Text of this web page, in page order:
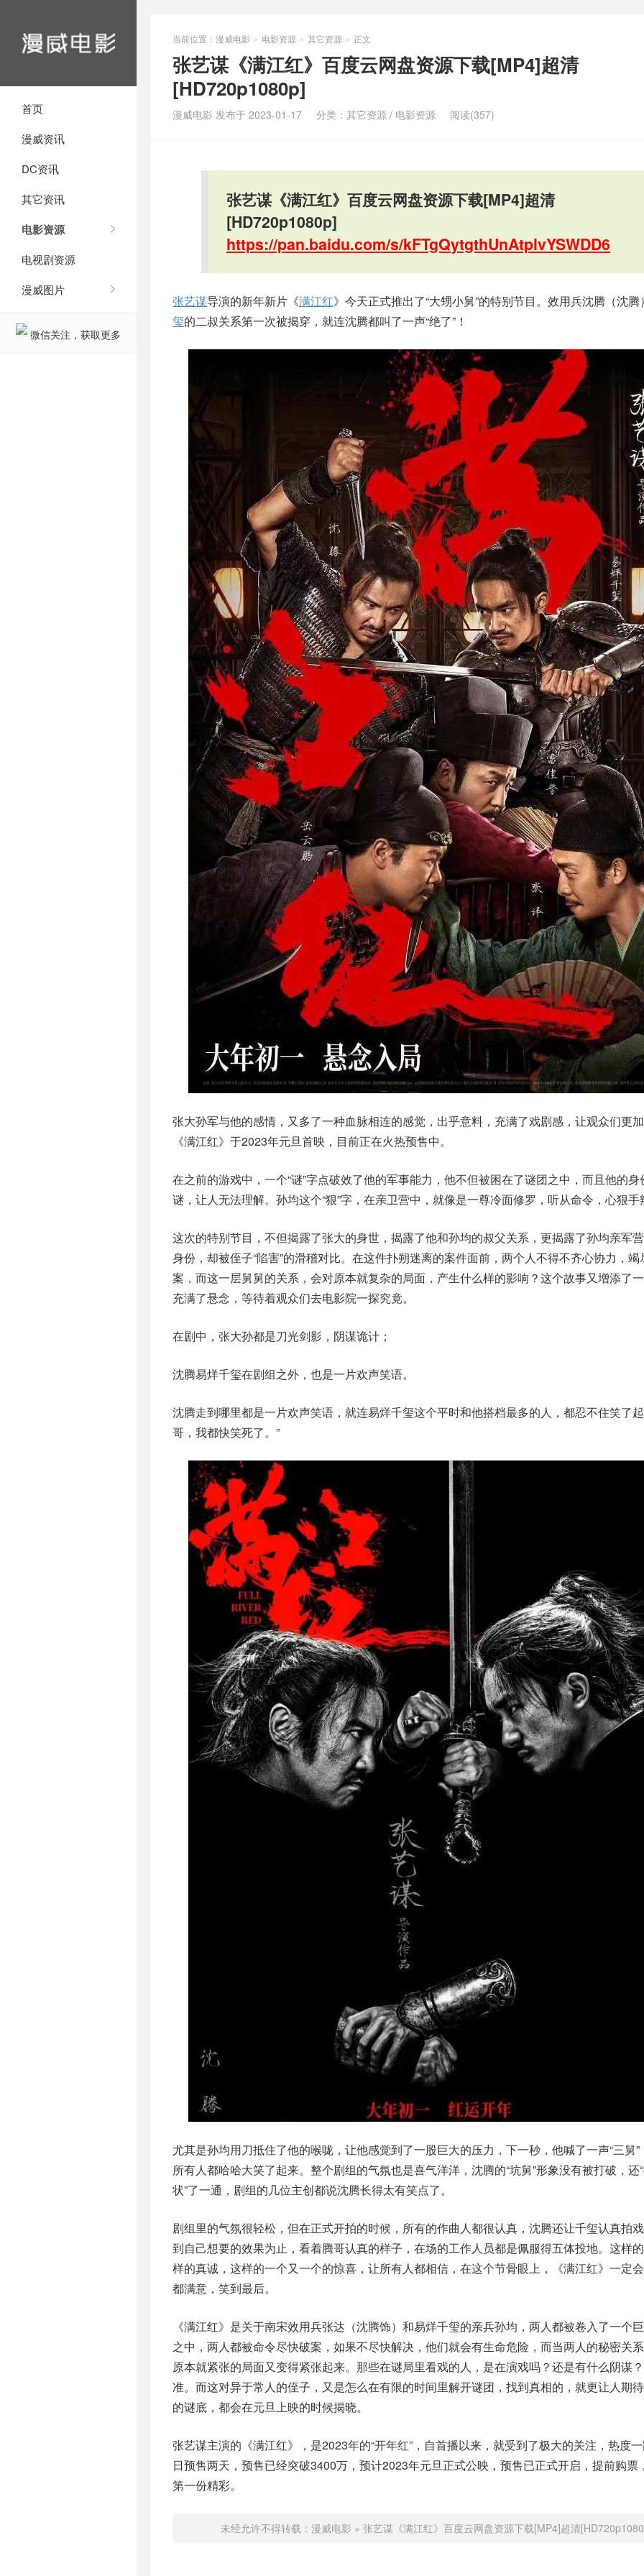
首页
漫威资讯
DC资讯
其它资讯
电影资源
电视剧资源
漫威图片
微信关注，获取更多
当前位置： 漫威电影 > 电影资源 > 其它资源 > 正文
张艺谋《满江红》百度云网盘资源下载[MP4]超清
[HD720p1080p]
漫威电影 发布于 2023-01-17 分类： 其它资源 / 电影资源 阅读(357)
张艺谋《满江红》百度云网盘资源下载[MP4]超清
[HD720p1080p]
https://pan.baidu.com/s/kFTgQytgthUnAtplvYSWDD6
张艺谋导演的新年新片《满江红》今天正式推出了“大甥小舅”的特别节目。效用兵沈腾（沈腾
玺的二叔关系第一次被揭穿，就连沈腾都叫了一声“绝了”！
张大孙军与他的感情，又多了一种血脉相连的感觉，出乎意料，充满了戏剧感，让观众们更
《满江红》于2023年元旦首映，目前正在火热预售中。
在之前的游戏中，一个“谜”字点破效了他的军事能力，他不但被困在了谜团之中，而且他的
谜，让人无法理解。孙均这个“狠”字，在亲卫营中，就像是一尊冷面修罗，听从命令，心狠手
这次的特别节目，不但揭露了张大的身世，揭露了他和孙均的叔父关系，更揭露了孙均亲军
身份，却被侄子“陷害”的滑稽对比。在这件扑朔迷离的案件面前，两个人不得不齐心协力，
案，而这一层舅舅的关系，会对原本就复杂的局面，产生什么样的影响？这个故事又增添了
充满了悬念，等待着观众们去电影院一探究竟。
在剧中，张大孙都是刀光剑影，阴谋诡计；
沈腾易烊千玺在剧组之外，也是一片欢声笑语。
沈腾走到哪里都是一片欢声笑语，就连易烊千玺这个平时和他搭档最多的人，都忍不住笑了
哥，我都快笑死了。”
尤其是孙均用刀抵住了他的喉咙，让他感觉到了一股巨大的压力，下一秒，他喊了一声“三舅
所有人都哈哈大笑了起来。整个剧组的气氛也是喜气洋洋，沈腾的“坑舅”形象没有被打破，还
状”了一通，剧组的几位主创都说沈腾长得太有笑点了。
剧组里的气氛很轻松，但在正式开拍的时候，所有的作曲人都很认真，沈腾还让千玺认真拍
到自己想要的效果为止，看着腾哥认真的样子，在场的工作人员都是佩服得五体投地。这样
样的真诚，这样的一个又一个的惊喜，让所有人都相信，在这个节骨眼上，《满江红》一定
都满意，笑到最后。
《满江红》是关于南宋效用兵张达（沈腾饰）和易烊千玺的亲兵孙均，两人都被卷入了一个
之中，两人都被命令尽快破案，如果不尽快解决，他们就会有生命危险，而当两人的秘密关
原本就紧张的局面又变得紧张起来。那些在谜局里看戏的人，是在演戏吗？还是有什么阴谋
准。而这对异于常人的侄子，又是怎么在有限的时间里解开谜团，找到真相的，就更让人期
的谜底，都会在元旦上映的时候揭晓。
张艺谋主演的《满江红》，是2023年的“开年红”，自首播以来，就受到了极大的关注，热度
日预售两天，预售已经突破3400万，预计2023年元旦正式公映，预售已正式开启，提前购票
第一份精彩。
未经允许不得转载： 漫威电影 » 张艺谋《满江红》百度云网盘资源下载[MP4]超清